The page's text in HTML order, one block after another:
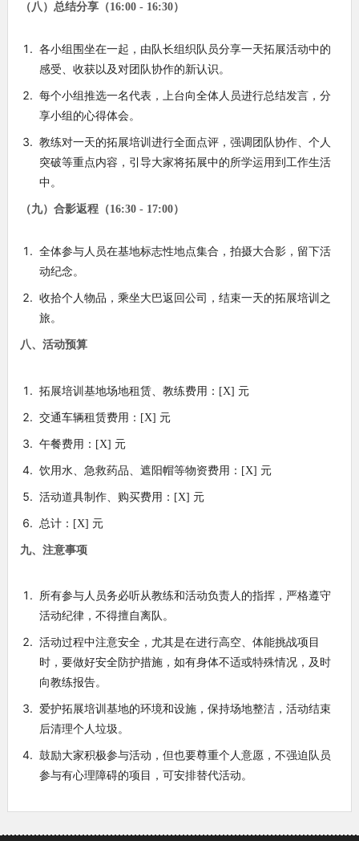
（八）总结分享（16:00 - 16:30）
各小组围坐在一起，由队长组织队员分享一天拓展活动中的
感受、收获以及对团队协作的新认识。
每个小组推选一名代表，上台向全体人员进行总结发言，分
享小组的心得体会。
教练对一天的拓展培训进行全面点评，强调团队协作、个人
突破等重点内容，引导大家将拓展中的所学运用到工作生活
中。
（九）合影返程（16:30 - 17:00）
全体参与人员在基地标志性地点集合，拍摄大合影，留下活
动纪念。
收拾个人物品，乘坐大巴返回公司，结束一天的拓展培训之
旅。
八、活动预算
拓展培训基地场地租赁、教练费用：[X] 元
交通车辆租赁费用：[X] 元
午餐费用：[X] 元
饮用水、急救药品、遮阳帽等物资费用：[X] 元
活动道具制作、购买费用：[X] 元
总计：[X] 元
九、注意事项
所有参与人员务必听从教练和活动负责人的指挥，严格遵守
活动纪律，不得擅自离队。
活动过程中注意安全，尤其是在进行高空、体能挑战项目
时，要做好安全防护措施，如有身体不适或特殊情况，及时
向教练报告。
爱护拓展培训基地的环境和设施，保持场地整洁，活动结束
后清理个人垃圾。
鼓励大家积极参与活动，但也要尊重个人意愿，不强迫队员
参与有心理障碍的项目，可安排替代活动。